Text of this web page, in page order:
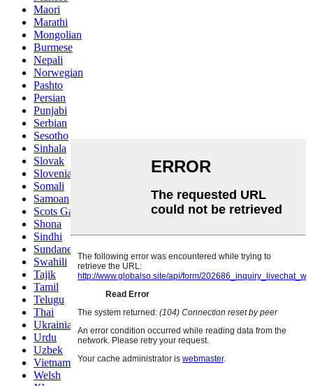
Maori
Marathi
Mongolian
Burmese
Nepali
Norwegian
Pashto
Persian
Punjabi
Serbian
Sesotho
Sinhala
Slovak
Slovenian
Somali
Samoan
Scots Gaelic
Shona
Sindhi
Sundanese
Swahili
Tajik
Tamil
Telugu
Thai
Ukrainian
Urdu
Uzbek
Vietnamese
Welsh